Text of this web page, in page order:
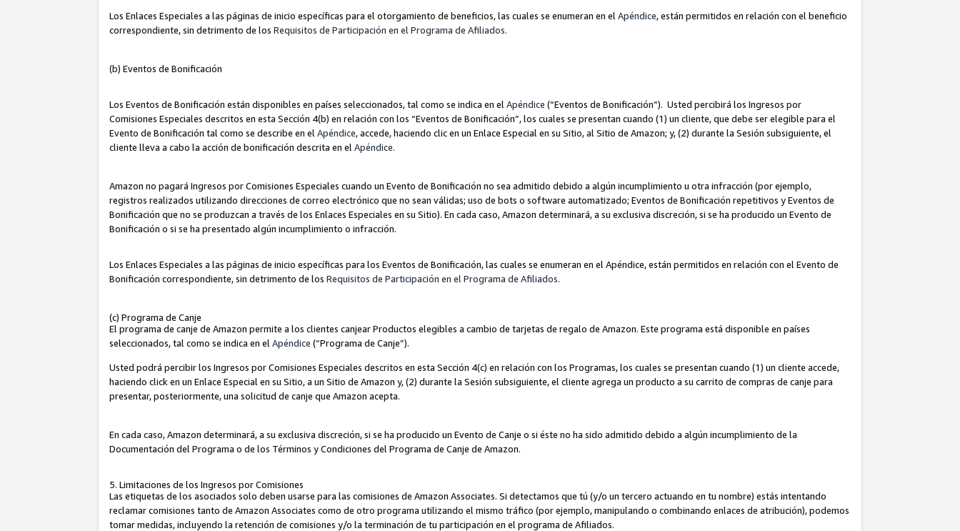
Los Enlaces Especiales a las páginas de inicio específicas para el otorgamiento de beneficios, las cuales se enumeran en el Apéndice, están permitidos en relación con el beneficio
correspondiente, sin detrimento de los Requisitos de Participación en el Programa de Afiliados.
(b) Eventos de Bonificación
Los Eventos de Bonificación están disponibles en países seleccionados, tal como se indica en el Apéndice (“Eventos de Bonificación”). Usted percibirá los Ingresos por
Comisiones Especiales descritos en esta Sección 4(b) en relación con los “Eventos de Bonificación”, los cuales se presentan cuando (1) un cliente, que debe ser elegible para el
Evento de Bonificación tal como se describe en el Apéndice, accede, haciendo clic en un Enlace Especial en su Sitio, al Sitio de Amazon; y, (2) durante la Sesión subsiguiente, el
cliente lleva a cabo la acción de bonificación descrita en el Apéndice.
Amazon no pagará Ingresos por Comisiones Especiales cuando un Evento de Bonificación no sea admitido debido a algún incumplimiento u otra infracción (por ejemplo,
registros realizados utilizando direcciones de correo electrónico que no sean válidas; uso de bots o software automatizado; Eventos de Bonificación repetitivos y Eventos de
Bonificación que no se produzcan a través de los Enlaces Especiales en su Sitio). En cada caso, Amazon determinará, a su exclusiva discreción, si se ha producido un Evento de
Bonificación o si se ha presentado algún incumplimiento o infracción.
Los Enlaces Especiales a las páginas de inicio específicas para los Eventos de Bonificación, las cuales se enumeran en el Apéndice, están permitidos en relación con el Evento de
Bonificación correspondiente, sin detrimento de los Requisitos de Participación en el Programa de Afiliados.
(c) Programa de Canje
El programa de canje de Amazon permite a los clientes canjear Productos elegibles a cambio de tarjetas de regalo de Amazon. Este programa está disponible en países
seleccionados, tal como se indica en el Apéndice (“Programa de Canje”).
Usted podrá percibir los Ingresos por Comisiones Especiales descritos en esta Sección 4(c) en relación con los Programas, los cuales se presentan cuando (1) un cliente accede,
haciendo click en un Enlace Especial en su Sitio, a un Sitio de Amazon y, (2) durante la Sesión subsiguiente, el cliente agrega un producto a su carrito de compras de canje para
presentar, posteriormente, una solicitud de canje que Amazon acepta.
En cada caso, Amazon determinará, a su exclusiva discreción, si se ha producido un Evento de Canje o si éste no ha sido admitido debido a algún incumplimiento de la
Documentación del Programa o de los Términos y Condiciones del Programa de Canje de Amazon.
5. Limitaciones de los Ingresos por Comisiones
Las etiquetas de los asociados solo deben usarse para las comisiones de Amazon Associates. Si detectamos que tú (y/o un tercero actuando en tu nombre) estás intentando
reclamar comisiones tanto de Amazon Associates como de otro programa utilizando el mismo tráfico (por ejemplo, manipulando o combinando enlaces de atribución), podemos
tomar medidas, incluyendo la retención de comisiones y/o la terminación de tu participación en el programa de Afiliados.